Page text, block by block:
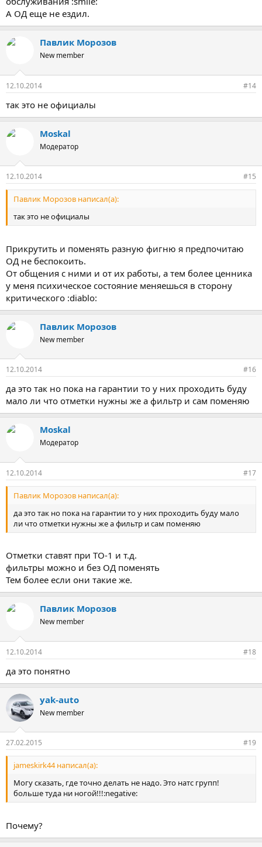
А ОД еще не ездил.
Павлик Морозов
New member
12.10.2014 #14
так это не официалы
Moskal
Модератор
12.10.2014 #15
Павлик Морозов написал(а):
так это не официалы
Прикрутить и поменять разную фигню я предпочитаю
ОД не беспокоить.
От общения с ними и от их работы, а тем более ценника
у меня психическое состояние меняешься в сторону
критического :diablo:
Павлик Морозов
New member
12.10.2014 #16
да это так но пока на гарантии то у них проходить буду
мало ли что отметки нужны же а фильтр и сам поменяю
Moskal
Модератор
12.10.2014 #17
Павлик Морозов написал(а):
да это так но пока на гарантии то у них проходить буду мало
ли что отметки нужны же а фильтр и сам поменяю
Отметки ставят при ТО-1 и т.д.
фильтры можно и без ОД поменять
Тем более если они такие же.
Павлик Морозов
New member
12.10.2014 #18
да это понятно
yak-auto
New member
27.02.2015 #19
jameskirk44 написал(а):
Могу сказать, где точно делать не надо. Это натс групп!
больше туда ни ногой!!!:negative:
Почему?